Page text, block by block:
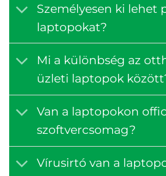
Személyesen ki lehet
laptopokat?
Mi a különbség az
üzleti laptopok
Van a laptopokon
szoftvercsomag?
Vírusirtó van a